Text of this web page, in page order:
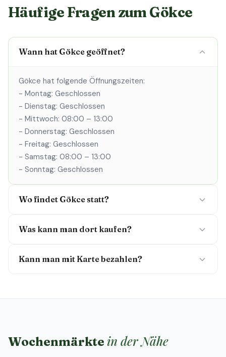
Häufige Fragen zum Gökce
Wann hat Gökce geöffnet?
Gökce hat folgende Öffnungszeiten:
- Montag: Geschlossen
- Dienstag: Geschlossen
- Mittwoch: 08:00 – 13:00
- Donnerstag: Geschlossen
- Freitag: Geschlossen
- Samstag: 08:00 – 13:00
- Sonntag: Geschlossen
Wo findet Gökce statt?
Was kann man dort kaufen?
Kann man mit Karte bezahlen?
Wochenmärkte in der Nähe